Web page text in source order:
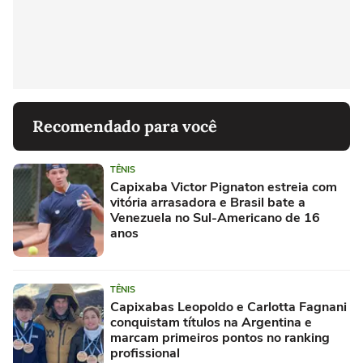
Recomendado para você
TÊNIS
Capixaba Victor Pignaton estreia com
vitória arrasadora e Brasil bate a
Venezuela no Sul-Americano de 16
anos
TÊNIS
Capixabas Leopoldo e Carlotta Fagnani
conquistam títulos na Argentina e
marcam primeiros pontos no ranking
profissional